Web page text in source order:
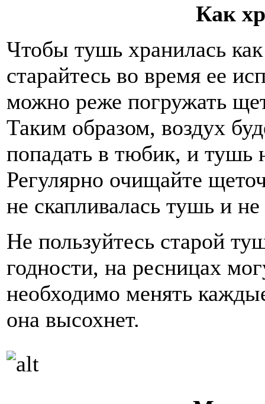
Как
Чтобы тушь хранилась
старайтесь во время ее
можно реже погружать
Таким образом, воздух
попадать в тюбик, и тушь
Регулярно очищайте
не скапливалась тушь и
Не пользуйтесь старой
годности, на ресницах
необходимо менять
она высохнет.